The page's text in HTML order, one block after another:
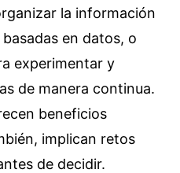
la información
en datos, o
experimentar y
de manera continua.
beneficios
implican retos
de decidir.